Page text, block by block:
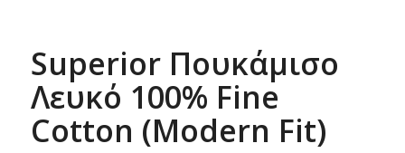
Superior Πουκάμισο
Λευκό 100% Fine
Cotton (Modern Fit)